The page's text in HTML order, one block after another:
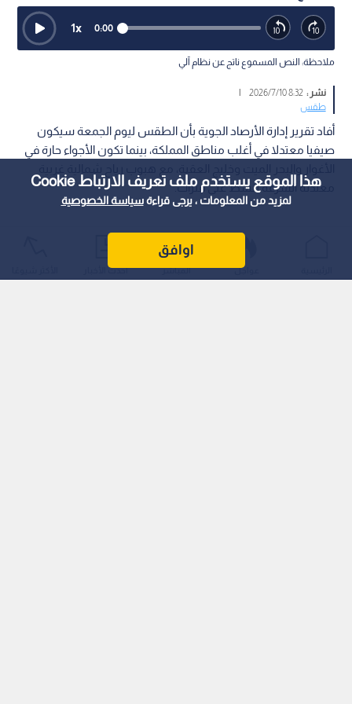
هذا الموقع يستخدم ملف تعريف الارتباط Cookie
لمزيد من المعلومات ، يرجى قراءةسياسة الخصوصية
اوافق
0:00
1x
ملاحظة: النص المسموع ناتج عن نظام آلي
نشر :8:32 2026/7/10
|
طقس
أفاد تقرير إدارة الأرصاد الجوية بأن الطقس ليوم الجمعة سيكون
صيفيا معتدلا في أغلب مناطق المملكة، بينما تكون الأجواء حارة في
معتدلة السرعة تنشط على فترات.
عواجل المباشر أحدث الأخبار